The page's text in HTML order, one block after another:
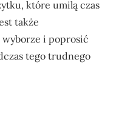
które umilą czas
także
i poprosić
tego trudnego